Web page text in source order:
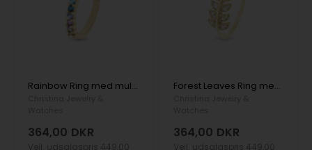
Rainbow Ring med multifarvet zirkonia i 925 forgyldt sølv fra Christina Jewelry
364,00 DKR
Forest Leaves Ring med zirkonia blade i 925 forgyldt sølv fra Christina Jewelry
364,00 DKR